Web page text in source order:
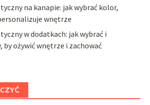
na kanapie: jak wybrać kolor,
wnętrze
w dodatkach: jak wybrać i
by ożywić wnętrze i zachować